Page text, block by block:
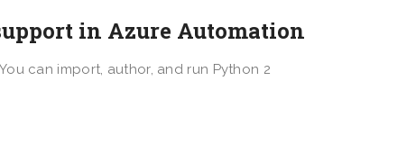
in Azure Automation
can import, author, and run Python 2